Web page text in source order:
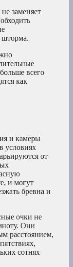
заменяет
шторма.
всего
как
и камеры
условиях
от
и могут
бревна и
очки не
Они
расстоянием,
сотнях